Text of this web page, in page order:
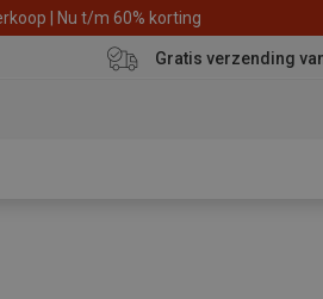
| Nu t/m 60% korting
Gratis verzending